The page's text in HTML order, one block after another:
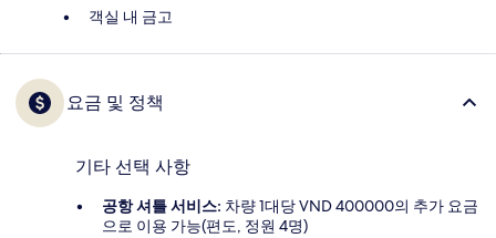
객실 내 금고
요금 및 정책
기타 선택 사항
공항 셔틀 서비스: 차량 1대당 VND 400000의 추가 요금
으로 이용 가능(편도, 정원 4명)